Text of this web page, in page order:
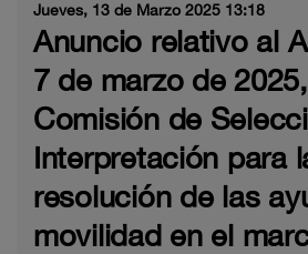
Jueves, 13 de Marzo 2025 13:18
Anuncio relativo al
7 de marzo de
Comisión de
Interpretación para
resolución de las
movilidad en el